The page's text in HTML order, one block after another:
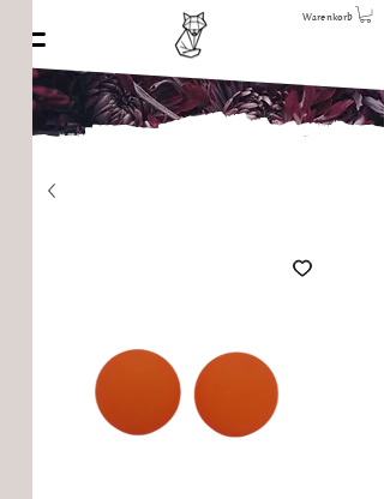
Warenkorb